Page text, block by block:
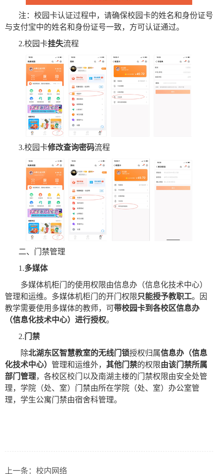
注：校园卡认证过程中，请确保校园卡的姓名和身份证号
与支付宝中的姓名和身份证号一致，方可认证通过。
2.校园卡挂失流程
3.校园卡修改查询密码流程
二、门禁管理
1.多媒体
多媒体机柜门的使用权限由信息办（信息化技术中心）
管理和运维。多媒体机柜门的开门权限只能授予教职工。因
教学需要使用多媒体的教师，可带校园卡到各校区信息办
（信息化技术中心）进行授权。
2.门禁
除北湖东区智慧教室的无线门锁授权归属信息办（信息
化技术中心） 管理和运维外， 其他门禁的权限由该门禁所属
部门管理，各校区校门以及南湖主楼的门禁权限由安全处管
理，学院（处、室）门禁由所在学院（处、室）办公室管
理，学生公寓门禁由宿舍科管理。
上一条： 校内网络